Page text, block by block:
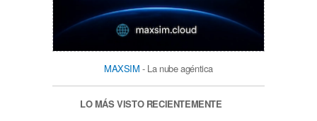
MAXSIM - La nube agéntica
LO MÁS VISTO RECIENTEMENTE